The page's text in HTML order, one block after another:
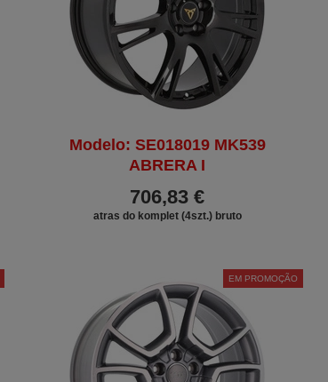
Modelo: SE018019 MK539
ABRERA I
706,83 €
atras do komplet (4szt.) bruto
EM PROMOÇÃO